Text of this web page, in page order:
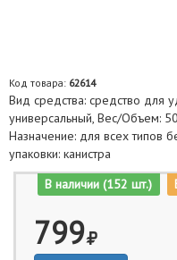
Код товара: 62614
Вид средства: средство для
универсальный, Вес/Объем:
Назначение: для всех типов
упаковки: канистра
В наличии (152 шт.)
799